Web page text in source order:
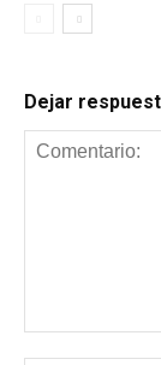
Dejar